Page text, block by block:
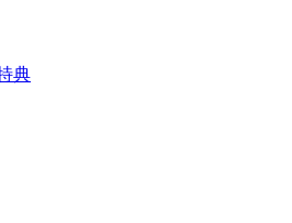
典